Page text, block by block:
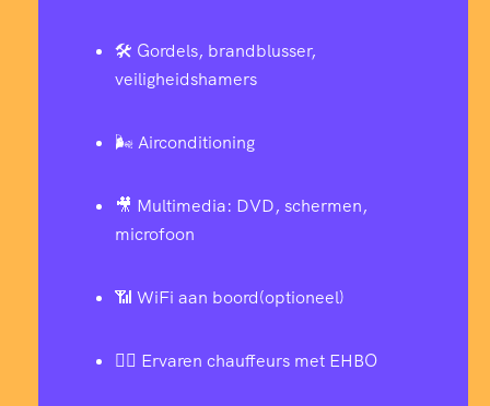
🛠️ Gordels, brandblusser,
veiligheidshamers
🌬️ Airconditioning
🎥 Multimedia: DVD, schermen,
microfoon
📶 WiFi aan boord(optioneel)
👨‍✈️ Ervaren chauffeurs met EHBO